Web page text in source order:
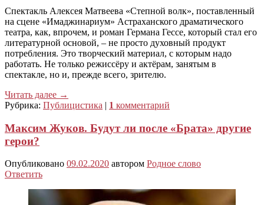
Спектакль Алексея Матвеева «Степной волк», поставленный
на сцене «Имаджинариум» Астраханского драматического
театра, как, впрочем, и роман Германа Гессе, который стал его
литературной основой, – не просто духовный продукт
потребления. Это творческий материал, с которым надо
работать. Не только режиссёру и актёрам, занятым в
спектакле, но и, прежде всего, зрителю.
Читать далее →
Рубрика: Публицистика | 1 комментарий
Максим Жуков. Будут ли после «Брата» другие
герои?
Опубликовано 09.02.2020 автором Родное слово
Ответить